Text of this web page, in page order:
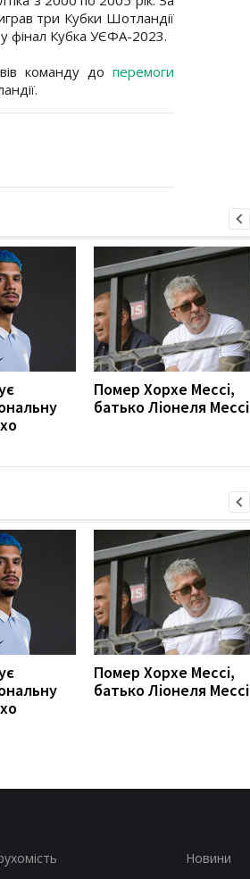
три Кубки Шотландії
фінал Кубка УЄФА-2023.
команду до перемоги
Помер Хорхе Мессі,
батько Ліонеля Мессі
Помер Хорхе Мессі,
батько Ліонеля Мессі
Новини